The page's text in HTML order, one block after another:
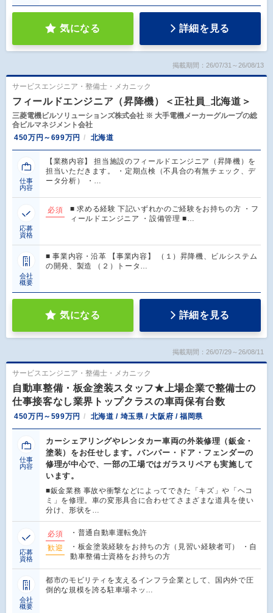
気になる 詳細を見る
掲載期間：26/07/31～26/08/13
サービスエンジニア・整備士・メカニック
フィールドエンジニア（昇降機）＜正社員_北海道＞
三菱電機ビルソリューションズ株式会社 ※ 大手電機メーカーグループの総
合ビルマネジメント会社
450万円～699万円
北海道
仕事
内容
【業務内容】 担当施設のフィールドエンジニア（昇降機）を
担当いただきます。 ・定期点検（不具合の有無チェック、デ
ータ分析） ・…
応募
資格
必須
■ 求める経験 下記いずれかのご経験をお持ちの方 ・フ
ィールドエンジニア ・設備管理 ■…
会社
概要
■ 事業内容・沿革 【事業内容】 （１）昇降機、ビルシステム
の開発、製造 （２）トータ…
気になる 詳細を見る
掲載期間：26/07/29～26/08/11
サービスエンジニア・整備士・メカニック
自動車整備・板金塗装スタッフ★上場企業で整備士の
仕事接客なし業界トップクラスの車両保有台数
450万円～599万円 北海道 / 埼玉県 / 大阪府 / 福岡県
仕事
内容
カーシェアリングやレンタカー車両の外装修理（鈑金・
塗装）をお任せします。バンパー・ドア・フェンダーの
修理が中心で、一部の工場ではガラスリペアも実施して
います。
■鈑金業務 事故や衝撃などによってできた「キズ」や「ヘコ
ミ」を修理。車の変形具合に合わせてさまざまな道具を使い
分け、形状を…
応募
資格
必須
・普通自動車運転免許
歓迎
・板金塗装経験をお持ちの方（見習い経験者可） ・自
動車整備士資格をお持ちの方
会社
概要
都市のモビリティを支えるインフラ企業として、国内外で圧
倒的な規模を誇る駐車場ネッ…